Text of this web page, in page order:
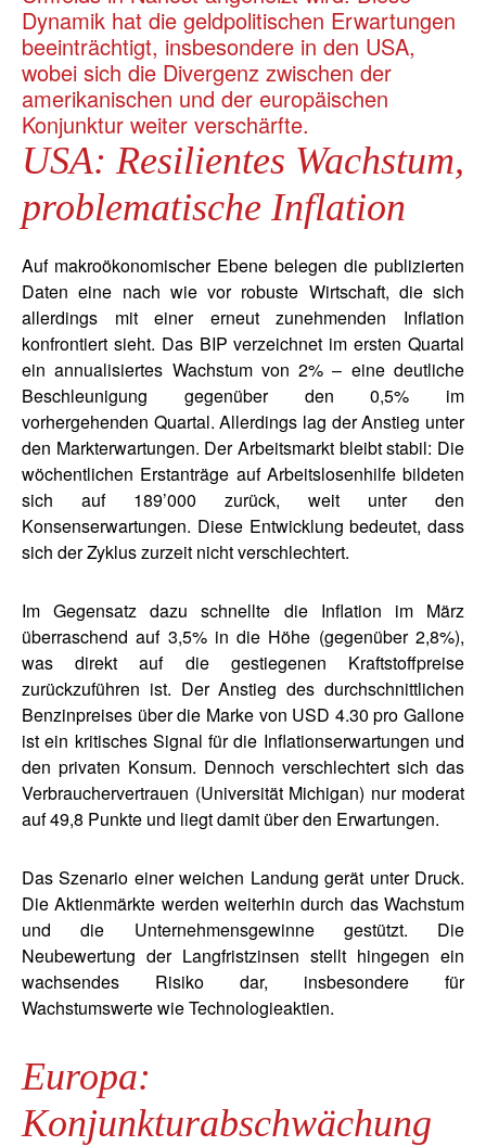
Dynamik hat die geldpolitischen Erwartungen
beeinträchtigt, insbesondere in den USA,
wobei sich die Divergenz zwischen der
amerikanischen und der europäischen
Konjunktur weiter verschärfte.
USA: Resilientes Wachstum,
problematische Inflation
Auf makroökonomischer Ebene belegen die publizierten
Daten eine nach wie vor robuste Wirtschaft, die sich
allerdings mit einer erneut zunehmenden Inflation
konfrontiert sieht. Das BIP verzeichnet im ersten Quartal
ein annualisiertes Wachstum von 2% – eine deutliche
Beschleunigung gegenüber den 0,5% im
vorhergehenden Quartal. Allerdings lag der Anstieg unter
den Markterwartungen. Der Arbeitsmarkt bleibt stabil: Die
wöchentlichen Erstanträge auf Arbeitslosenhilfe bildeten
sich auf 189’000 zurück, weit unter den
Konsenserwartungen. Diese Entwicklung bedeutet, dass
sich der Zyklus zurzeit nicht verschlechtert.
Im Gegensatz dazu schnellte die Inflation im März
überraschend auf 3,5% in die Höhe (gegenüber 2,8%),
was direkt auf die gestiegenen Kraftstoffpreise
zurückzuführen ist. Der Anstieg des durchschnittlichen
Benzinpreises über die Marke von USD 4.30 pro Gallone
ist ein kritisches Signal für die Inflationserwartungen und
den privaten Konsum. Dennoch verschlechtert sich das
Verbrauchervertrauen (Universität Michigan) nur moderat
auf 49,8 Punkte und liegt damit über den Erwartungen.
Das Szenario einer weichen Landung gerät unter Druck.
Die Aktienmärkte werden weiterhin durch das Wachstum
und die Unternehmensgewinne gestützt. Die
Neubewertung der Langfristzinsen stellt hingegen ein
wachsendes Risiko dar, insbesondere für
Wachstumswerte wie Technologieaktien.
Europa:
Konjunkturabschwächung